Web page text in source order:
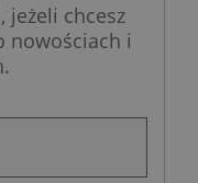
jeżeli chcesz
nowościach i